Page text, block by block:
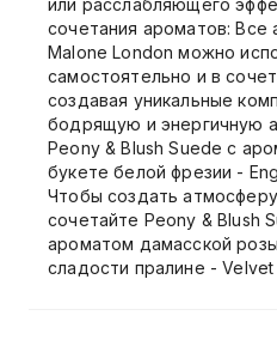
или расслабляющего
сочетания ароматов:
Malone London можно
самостоятельно и в
создавая уникальные
бодрящую и энергичную
Peony & Blush Suede с
букете белой фрезии -
Чтобы создать
сочетайте Peony & Blush
ароматом дамасской
сладости пралине - Velvet